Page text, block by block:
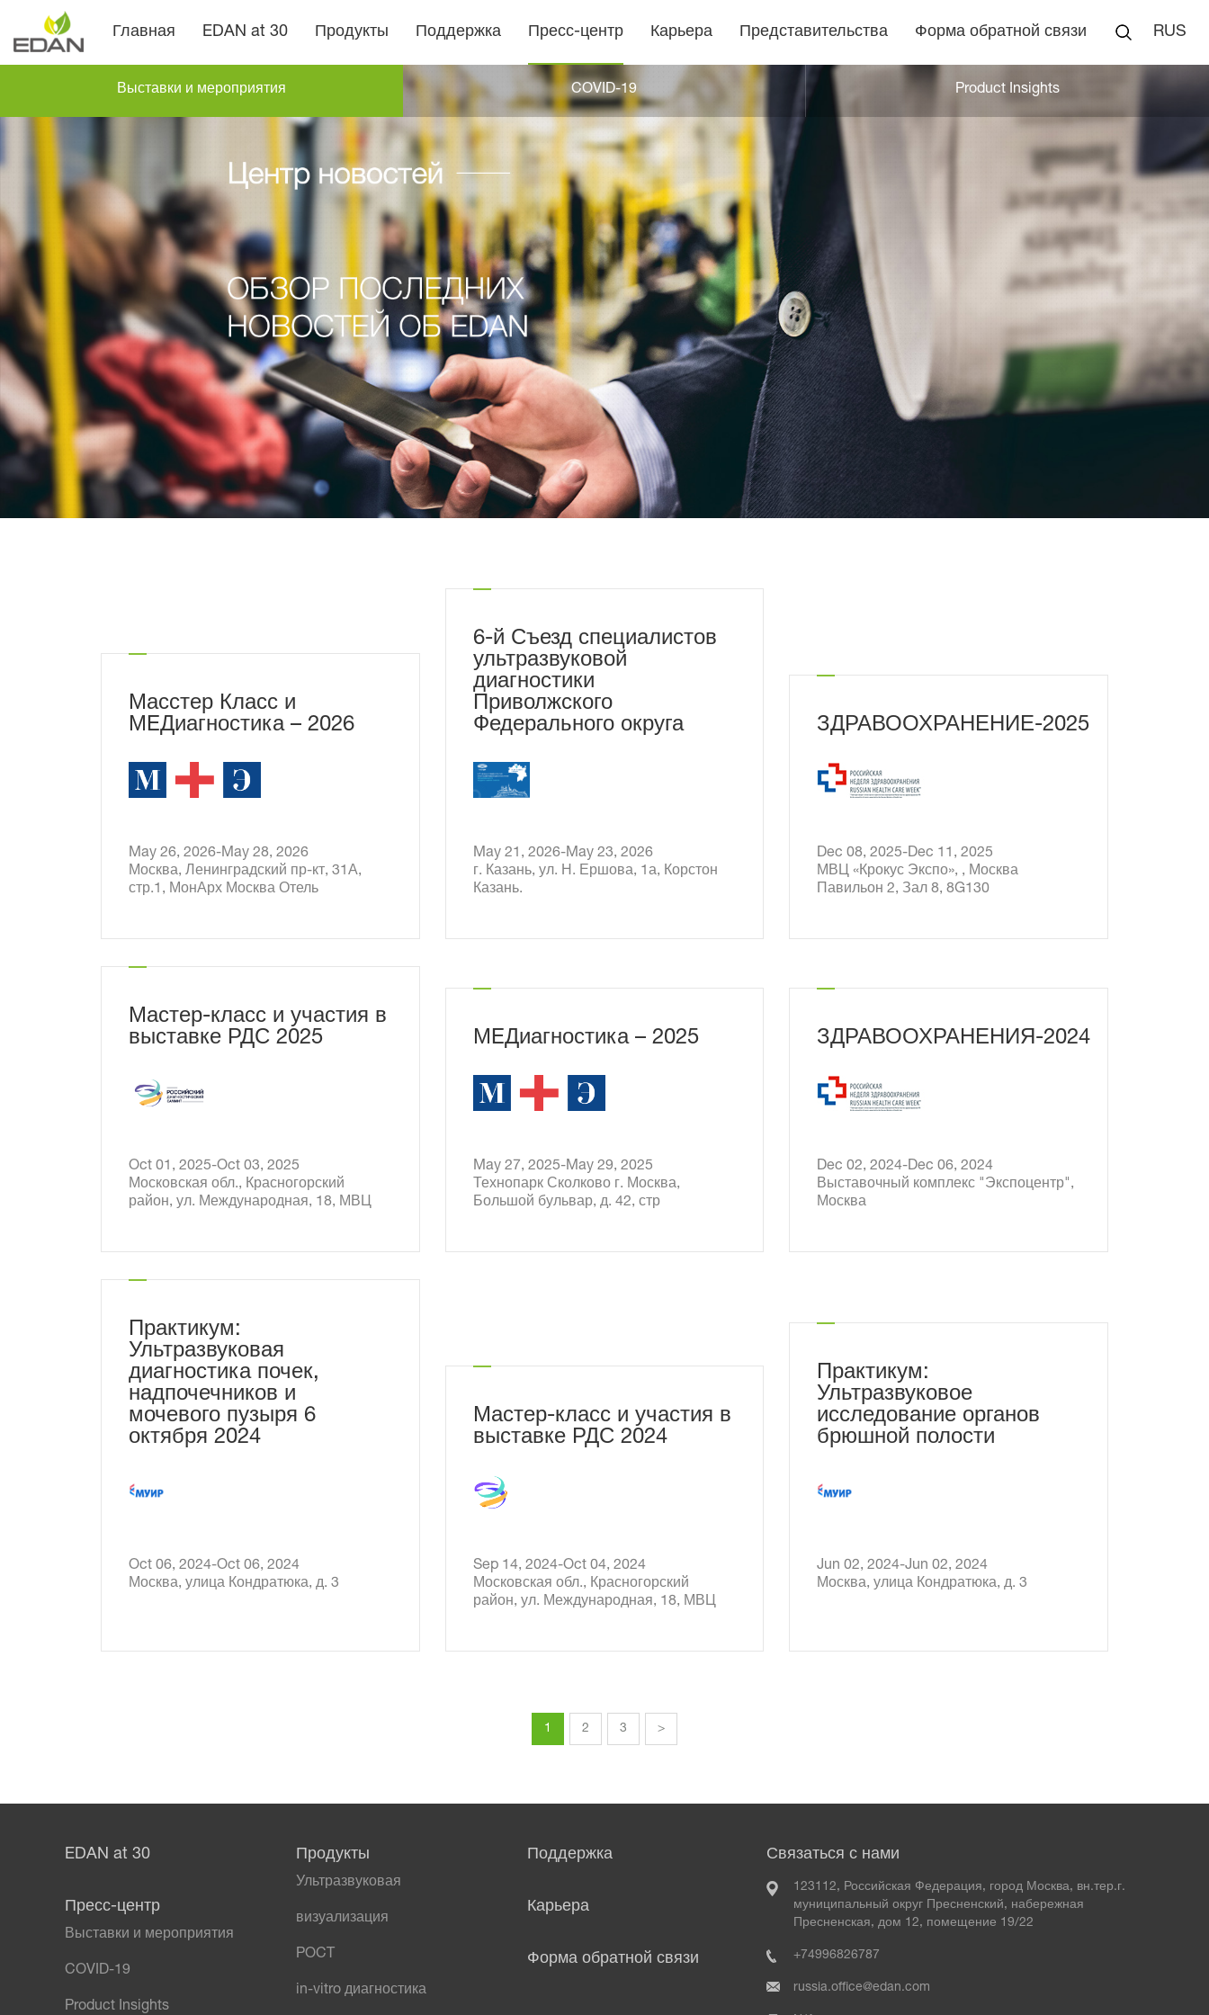
Главная EDAN at 30 Продукты Поддержка Пресс-центр Карьера Представительства Форма обратной связи RUS
Выставки и мероприятия COVID-19 Product Insights
Масстер Класс и
МEДиагностика – 2026
May 26, 2026-May 28, 2026
Москва, Ленинградский пр-кт, 31А,
стр.1, МонАрх Москва Отель
6-й Съезд специалистов
ультразвуковой
диагностики
Приволжского
Федерального округа
May 21, 2026-May 23, 2026
г. Казань, ул. Н. Ершова, 1а, Корстон
Казань.
ЗДРАВООХРАНЕНИЕ-2025
Dec 08, 2025-Dec 11, 2025
МВЦ «Крокус Экспо», , Москва
Павильон 2, Зал 8, 8G130
Мастер-класс и участия в
выставке РДС 2025
Oct 01, 2025-Oct 03, 2025
Московская обл., Красногорский
район, ул. Международная, 18, МВЦ
МEДиагностика – 2025
May 27, 2025-May 29, 2025
Технопарк Сколково г. Москва,
Большой бульвар, д. 42, стр
ЗДРАВООХРАНЕНИЯ-2024
Dec 02, 2024-Dec 06, 2024
Выставочный комплекс "Экспоцентр",
Москва
Практикум:
Ультразвуковая
диагностика почек,
надпочечников и
мочевого пузыря 6
октября 2024
Oct 06, 2024-Oct 06, 2024
Москва, улица Кондратюка, д. 3
Мастер-класс и участия в
выставке РДС 2024
Sep 14, 2024-Oct 04, 2024
Московская обл., Красногорский
район, ул. Международная, 18, МВЦ
Практикум:
Ультразвуковое
исследование органов
брюшной полости
Jun 02, 2024-Jun 02, 2024
Москва, улица Кондратюка, д. 3
1 2 3 >
EDAN at 30 Продукты
Ультразвуковая
визуализация
POCT
in-vitro диагностика
Поддержка
Пресс-центр
Выставки и мероприятия
COVID-19
Product Insights
Карьера
Форма обратной связи
Связаться с нами
123112, Российская Федерация, город Москва, вн.тер.г.
муниципальный округ Пресненский, набережная
Пресненская, дом 12, помещение 19/22
+74996826787
russia.office@edan.com